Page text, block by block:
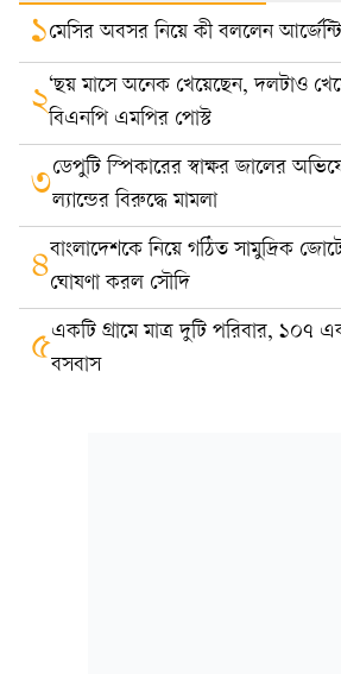
১মেসির অবসর নিয়ে কী বললেন
২‘ছয় মাসে অনেক খেয়েছেন, দলটাও
বিএনপি এমপির পোস্ট
৩ডেপুটি স্পিকারের স্বাক্ষর জালের
ল্যান্ডের বিরুদ্ধে মামলা
৪বাংলাদেশকে নিয়ে গঠিত সামুদ্রিক
ঘোষণা করল সৌদি
৫একটি গ্রামে মাত্র দুটি পরিবার, ১০৭
বসবাস